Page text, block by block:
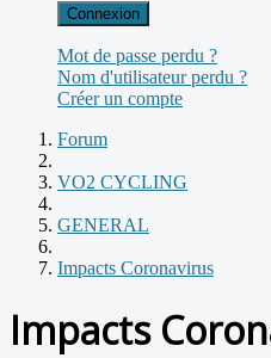
Connexion
Mot de passe perdu ?
Nom d'utilisateur perdu ?
Créer un compte
Forum
VO2 CYCLING
GENERAL
Impacts Coronavirus
Impacts